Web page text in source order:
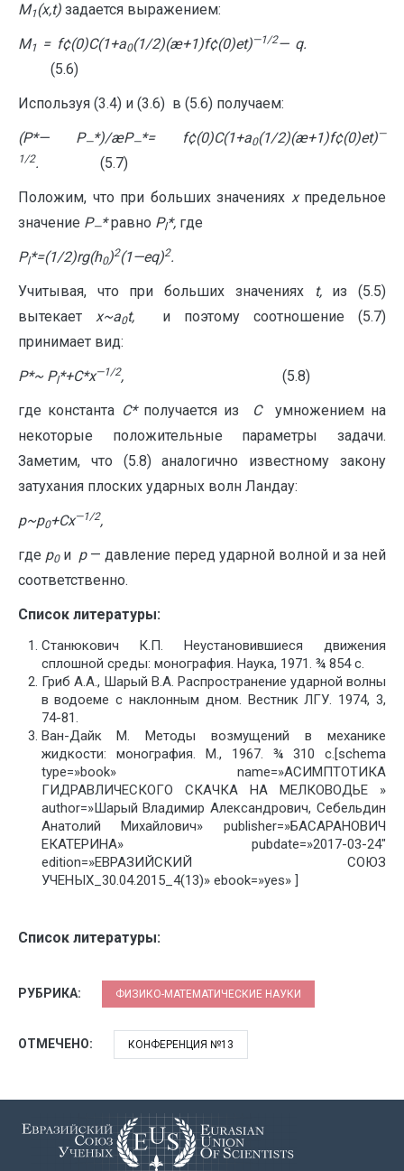
M1(x,t) задается выражением:
M1 = f¢(0)C(1+a0(1/2)(æ+1)f¢(0)et)—1/2—q.
(5.6)
Используя (3.4) и (3.6) в (5.6) получаем:
(P*—P—*)/æP—*= f¢(0)C(1+a0(1/2)(æ+1)f¢(0)et)—
1/2. (5.7)
Положим, что при больших значениях xпредельное
значение P—*равно Pl*, где
Pl*=(1/2)rg(h0)2(1—eq)2.
Учитывая, что при больших значениях
t, из (5.5)
вытекаетx~a0t,
и поэтому соотношение (5.7)
принимает вид:
P*~ Pl*+C*x—1/2, (5.8)
где константа C* получается из Cумножением на
некоторые положительные параметры задачи.
Заметим, что (5.8) аналогично известному закону
затухания плоских ударных волн Ландау:
p~p0+Cx—1/2,
где p0и p— давление перед ударной волной и за ней
соответственно.
Список литературы:
Станюкович К.П. Неустановившиеся движения
сплошной среды: монография. Наука, 1971. ¾ 854 с.
Гриб А.А., Шарый В.А. Распространение ударной волны
в водоеме с наклонным дном. Вестник ЛГУ. 1974, 3,
74-81.
Ван-Дайк М. Методы возмущений в механике
жидкости: монография. М., 1967. ¾ 310 с.[schema
type=»book» name=»АСИМПТОТИКА
ГИДРАВЛИЧЕСКОГО СКАЧКА НА МЕЛКОВОДЬЕ »
author=»Шарый Владимир Александрович, Себельдин
Анатолий Михайлович» publisher=»БАСАРАНОВИЧ
ЕКАТЕРИНА» pubdate=»2017-03-24″
edition=»ЕВРАЗИЙСКИЙ СОЮЗ
УЧЕНЫХ_30.04.2015_4(13)» ebook=»yes» ]
Список литературы:
РУБРИКА: ФИЗИКО-МАТЕМАТИЧЕСКИЕ НАУКИ
ОТМЕЧЕНО: КОНФЕРЕНЦИЯ №13